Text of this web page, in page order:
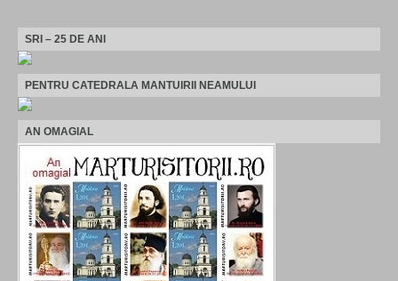
SRI – 25 DE ANI
PENTRU CATEDRALA MANTUIRII NEAMULUI
AN OMAGIAL